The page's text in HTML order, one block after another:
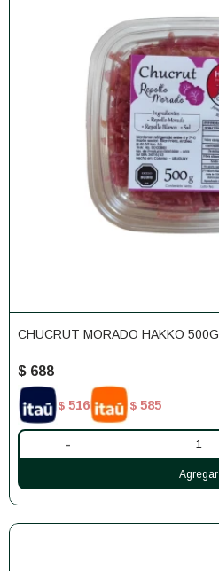
CHUCRUT MORADO HAKKO 500G
$ 688
$ 516 $ 585
-